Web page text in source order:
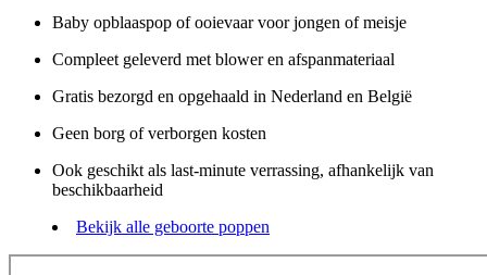
Baby opblaaspop of ooievaar voor jongen of meisje
Compleet geleverd met blower en afspanmateriaal
Gratis bezorgd en opgehaald in Nederland en België
Geen borg of verborgen kosten
Ook geschikt als last-minute verrassing, afhankelijk van
beschikbaarheid
Bekijk alle geboorte poppen